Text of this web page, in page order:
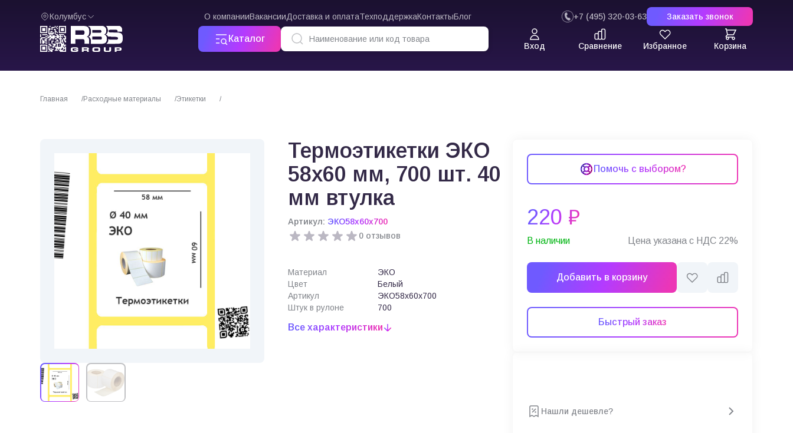
Колумбус О компанииВакансииДоставка и оплатаТехподдержкаКонтактыБлог +7 (495) 320-03-63 Заказать звонок
Каталог
Вход Сравнение Избранное Корзина
Главная Расходные материалы Этикетки
Термоэтикетки ЭКО
58х60 мм, 700 шт. 40
мм втулка
Артикул: ЭКО58х60х700
0 отзывов
Материал
ЭКО
Цвет
Белый
Артикул
ЭКО58х60х700
Штук в рулоне
700
Все характеристики
Помочь с выбором?
220 ₽
В наличии Цена указана с НДС 22%
Добавить в корзину
Быстрый заказ
Нашли дешевле?